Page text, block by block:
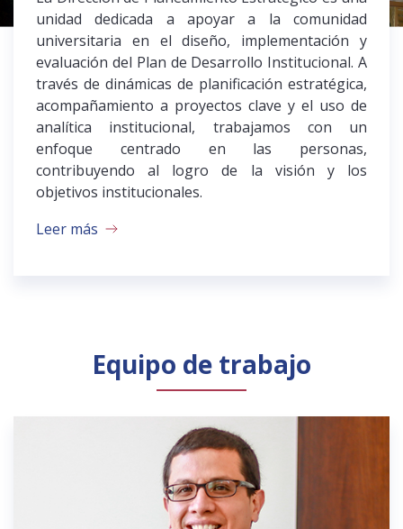
unidad dedicada a apoyar a la comunidad
universitaria en el diseño, implementación y
evaluación del Plan de Desarrollo Institucional. A
través de dinámicas de planificación estratégica,
acompañamiento a proyectos clave y el uso de
analítica institucional, trabajamos con un
enfoque centrado en las personas,
contribuyendo al logro de la visión y los
objetivos institucionales.
Leer más
Equipo de trabajo